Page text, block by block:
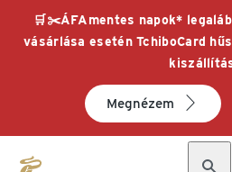
🛒✂️ÁFAmentes napok*
vásárlása esetén TchiboCard
Megnézem